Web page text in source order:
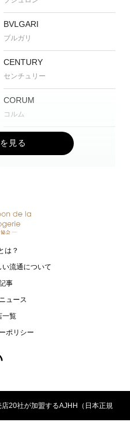
BVLGARI
ブルガリ
CENTURY
センチュリー
CORUM
コルム
EDOX
HARRY WINSTON
ハリー・ウィンストン
I.T.A.
アイ･ティー･エー
ローリーロドキン
エムティージー
は？
流通について
事
ュース
一覧
ポリシー
20社が加盟するAJHH（日本正規